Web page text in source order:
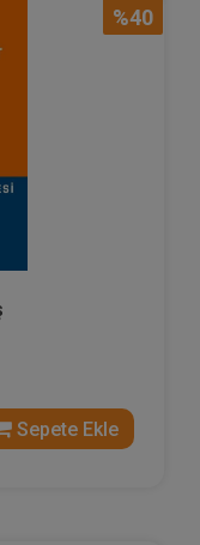
%40
Sepete Ekle